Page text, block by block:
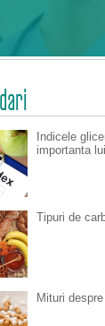
Indicele
importanta
Tipuri de
Mituri